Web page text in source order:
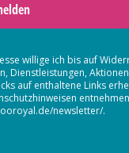
willige ich bis auf
Dienstleistungen,
auf enthaltene Links
newsletter/.